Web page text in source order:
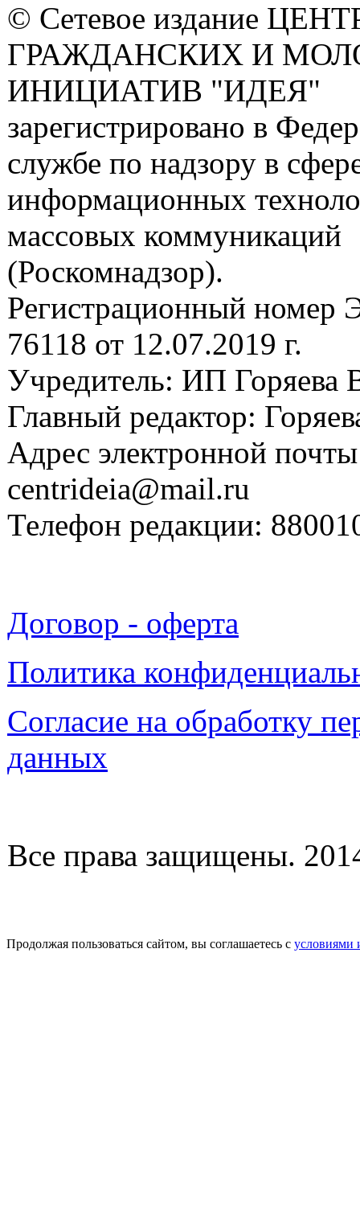
© Сетевое издание
ГРАЖДАНСКИХ И
ИНИЦИАТИВ "ИДЕЯ"
зарегистрировано в
службе по надзору в
информационных
массовых коммуникаций
(Роскомнадзор).
Регистрационный
76118 от 12.07.2019 г.
Учредитель: ИП Горяева
Главный редактор:
Адрес электронной
centrideia@mail.ru
Телефон редакции:
Договор - оферта
Политика
Согласие на обработку
данных
Все права защищены.
Продолжая пользоваться сайтом, вы соглашаетесь с условиями